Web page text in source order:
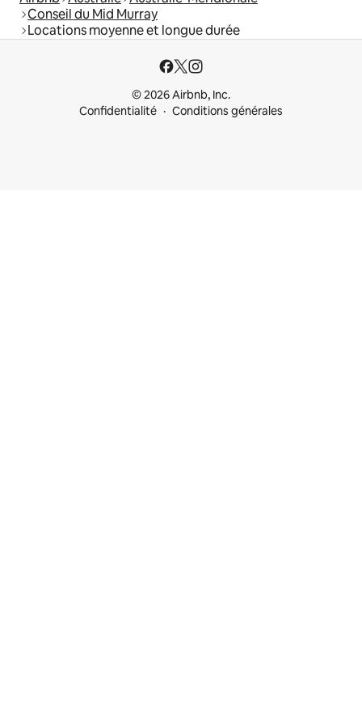
Conseil du Mid Murray
Locations moyenne et longue durée
© 2026 Airbnb, Inc.
Confidentialité
Conditions générales